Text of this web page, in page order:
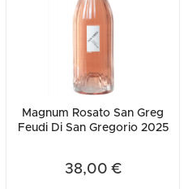
Magnum Rosato San Greg
Feudi Di San Gregorio 2025
38,00 €